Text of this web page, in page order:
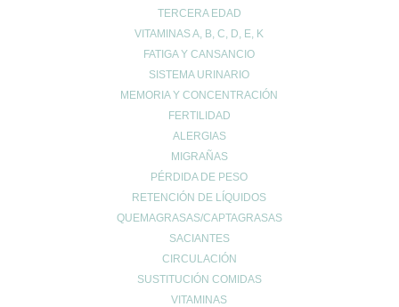
TERCERA EDAD
VITAMINAS A, B, C, D, E, K
FATIGA Y CANSANCIO
SISTEMA URINARIO
MEMORIA Y CONCENTRACIÓN
FERTILIDAD
ALERGIAS
MIGRAÑAS
PÉRDIDA DE PESO
RETENCIÓN DE LÍQUIDOS
QUEMAGRASAS/CAPTAGRASAS
SACIANTES
CIRCULACIÓN
SUSTITUCIÓN COMIDAS
VITAMINAS
Prevención diabetes